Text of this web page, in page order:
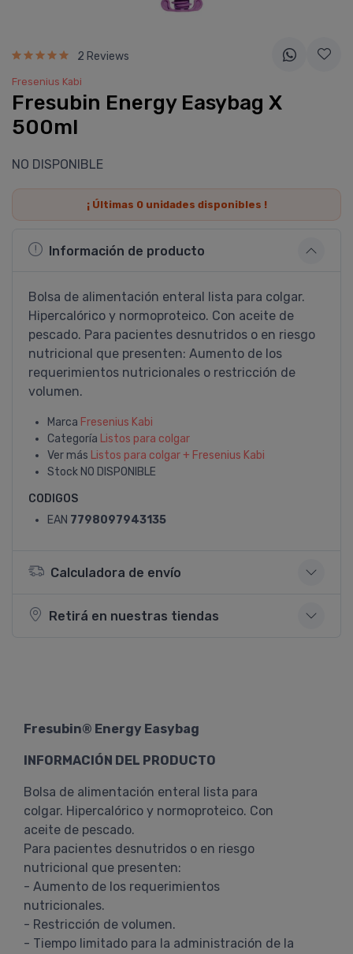
2 Reviews
Fresenius Kabi
Fresubin Energy Easybag X
500ml
NO DISPONIBLE
¡ Últimas 0unidades disponibles !
Información de producto
Bolsa de alimentación enteral lista para colgar.
Hipercalórico y normoproteico. Con aceite de
pescado. Para pacientes desnutridos o en riesgo
nutricional que presenten: Aumento de los
requerimientos nutricionales o restricción de
volumen.
Marca Fresenius Kabi
Categoría Listos para colgar
Ver más Listos para colgar + Fresenius Kabi
Stock NO DISPONIBLE
CODIGOS
EAN 7798097943135
Calculadora de envío
Retirá en nuestras tiendas
Fresubin® Energy Easybag
INFORMACIÓN DEL PRODUCTO
Bolsa de alimentación enteral lista para
colgar. Hipercalórico y normoproteico. Con
aceite de pescado.
Para pacientes desnutridos o en riesgo
nutricional que presenten:
- Aumento de los requerimientos
nutricionales.
- Restricción de volumen.
- Tiempo limitado para la administración de la